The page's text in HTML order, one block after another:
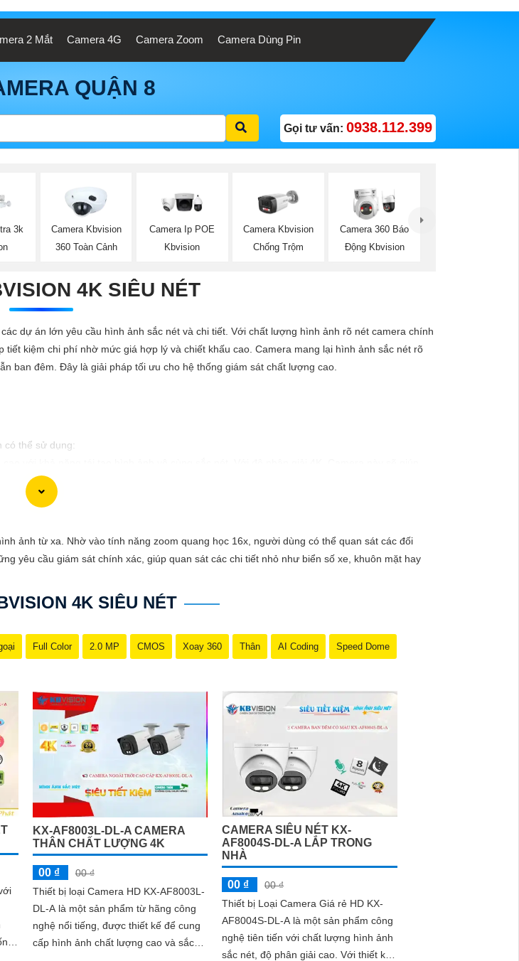
2 Mắt Camera 4G Camera Zoom Camera Dùng Pin
QUẬN 8
Gọi tư vấn: 0938.112.399
3k
Camera Kbvision
360 Toàn Cảnh
Camera Ip POE
Kbvision
Camera Kbvision
Chống Trộm
Camera 360 Báo
Động Kbvision
4K SIÊU NÉT
dự án lớn yêu cầu hình ảnh sắc nét và chi tiết. Với chất lượng hình ảnh rõ nét camera chính
kiệm chi phí nhờ mức giá hợp lý và chiết khấu cao. Camera mang lại hình ảnh sắc nét rõ
ban đêm. Đây là giải pháp tối ưu cho hệ thống giám sát chất lượng cao.
có thể sử dụng:
Sắt Nét giúp bạn ghi lại mọi khoảnh khắc một cách rõ ràng và chi tiết nhất. Hãy trải
ảnh từ xa. Nhờ vào tính năng zoom quang học 16x, người dùng có thể quan sát các đối
yêu cầu giám sát chính xác, giúp quan sát các chi tiết nhỏ như biển số xe, khuôn mặt hay
4K SIÊU NÉT
Full Color 2.0 MP CMOS Xoay 360 Thân AI Coding Speed Dome
KX-AF8003L-DL-A CAMERA
THÂN CHẤT LƯỢNG 4K
00 ₫
00 ₫
Thiết bị loại Camera HD KX-AF8003L-
DL-A là một sản phẩm từ hãng công
nghệ nổi tiếng, được thiết kế để cung
cấp hình ảnh chất lượng cao và sắc
CAMERA SIÊU NÉT KX-
AF8004S-DL-A LẮP TRONG
NHÀ
00 ₫
00 ₫
Thiết bị Loại Camera Giá rẻ HD KX-
AF8004S-DL-A là một sản phẩm công
nghệ tiên tiến với chất lượng hình ảnh
sắc nét, độ phân giải cao. Với thiết kế